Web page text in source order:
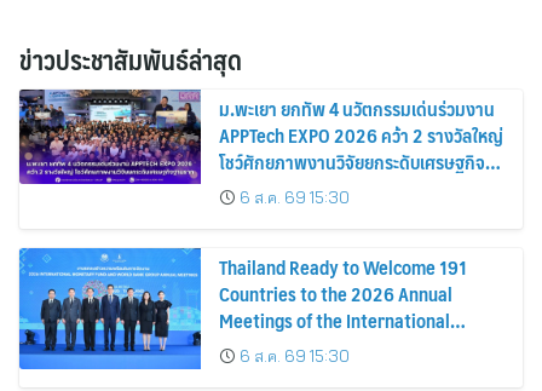
ข่าวประชาสัมพันธ์ล่าสุด
ม.พะเยา ยกทัพ 4 นวัตกรรมเด่นร่วมงาน
APPTech EXPO 2026 คว้า 2 รางวัลใหญ่
โชว์ศักยภาพงานวิจัยยกระดับเศรษฐกิจ
ฐานราก
6 ส.ค. 69 15:30
Thailand Ready to Welcome 191
Countries to the 2026 Annual
Meetings of the International
Monetary Fund and the World Bank
Group Showcasing Thai Soft Power
6 ส.ค. 69 15:30